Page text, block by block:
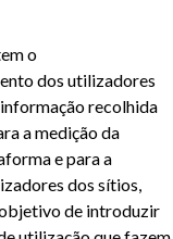
o
dos utilizadores
recolhida
a medição da
e para a
dos sítios,
de introduzir